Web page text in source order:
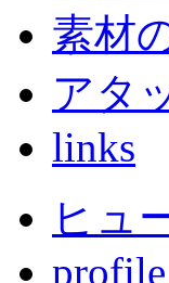
素材
アタ
links
ヒュ
profile